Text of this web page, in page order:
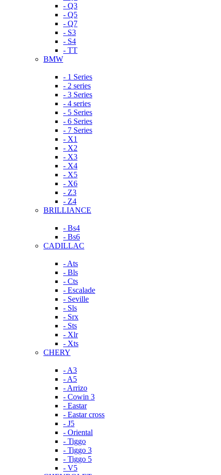
- Q3
- Q5
- Q7
- S3
- S4
- TT
BMW
- 1 Series
- 2 series
- 3 Series
- 4 series
- 5 Series
- 6 Series
- 7 Series
- X1
- X2
- X3
- X4
- X5
- X6
- Z3
- Z4
BRILLIANCE
- Bs4
- Bs6
CADILLAC
- Ats
- Bls
- Cts
- Escalade
- Seville
- Sls
- Srx
- Sts
- Xlr
- Xts
CHERY
- A3
- A5
- Arrizo
- Cowin 3
- Eastar
- Eastar cross
- J5
- Oriental
- Tiggo
- Tiggo 3
- Tiggo 5
- V5